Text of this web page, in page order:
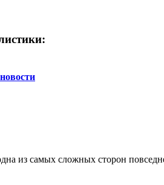
из самых сложных сторон